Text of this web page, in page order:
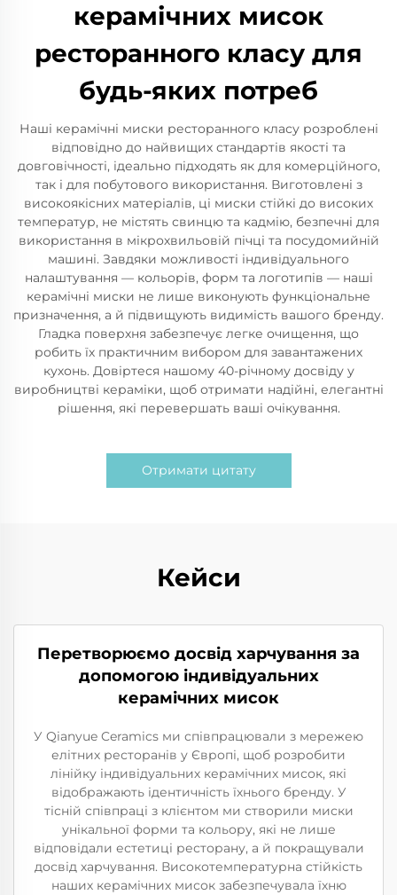
керамічних мисок
ресторанного класу для
будь-яких потреб
Наші керамічні миски ресторанного класу розроблені
відповідно до найвищих стандартів якості та
довговічності, ідеально підходять як для комерційного,
так і для побутового використання. Виготовлені з
високоякісних матеріалів, ці миски стійкі до високих
температур, не містять свинцю та кадмію, безпечні для
використання в мікрохвильовій пічці та посудомийній
машині. Завдяки можливості індивідуального
налаштування — кольорів, форм та логотипів — наші
керамічні миски не лише виконують функціональне
призначення, а й підвищують видимість вашого бренду.
Гладка поверхня забезпечує легке очищення, що
робить їх практичним вибором для завантажених
кухонь. Довіртеся нашому 40-річному досвіду у
виробництві кераміки, щоб отримати надійні, елегантні
рішення, які перевершать ваші очікування.
Отримати цитату
Кейси
Перетворюємо досвід харчування за
допомогою індивідуальних
керамічних мисок
У Qianyue Ceramics ми співпрацювали з мережею
елітних ресторанів у Європі, щоб розробити
лінійку індивідуальних керамічних мисок, які
відображають ідентичність їхнього бренду. У
тісній співпраці з клієнтом ми створили миски
унікальної форми та кольору, які не лише
відповідали естетиці ресторану, а й покращували
досвід харчування. Високотемпературна стійкість
наших керамічних мисок забезпечувала їхню